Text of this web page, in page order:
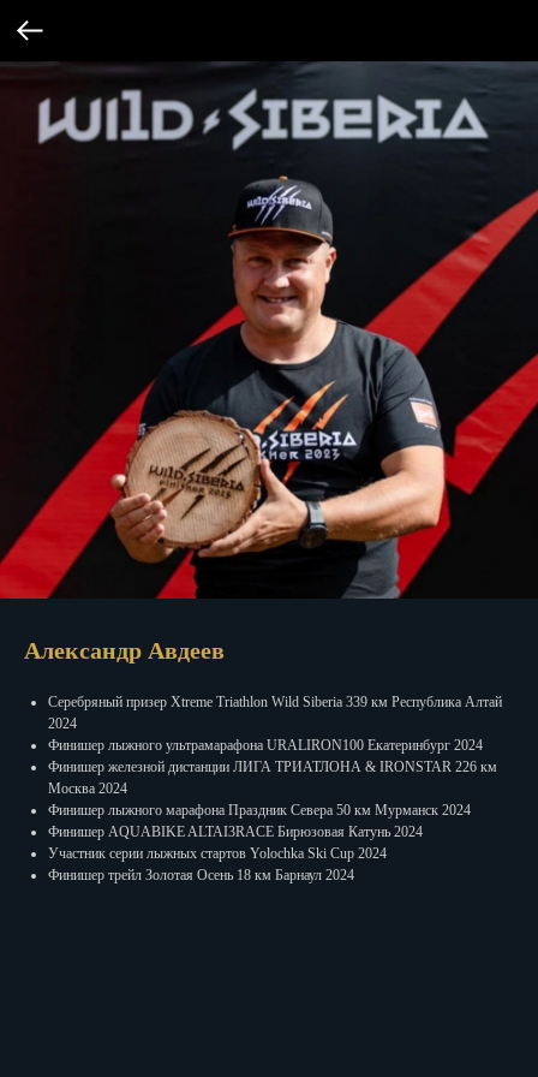
Александр Авдеев
Серебряный призер Xtreme Triathlon Wild Siberia 339 км Республика Алтай
2024
Финишер лыжного ультрамарафона URALIRON100 Екатеринбург 2024
Финишер железной дистанции ЛИГА ТРИАТЛОНА & IRONSTAR 226 км
Москва 2024
Финишер лыжного марафона Праздник Севера 50 км Мурманск 2024
Финишер AQUABIKE ALTAI3RACE Бирюзовая Катунь 2024
Участник серии лыжных стартов Yolochka Ski Cup 2024
Финишер трейл Золотая Осень 18 км Барнаул 2024